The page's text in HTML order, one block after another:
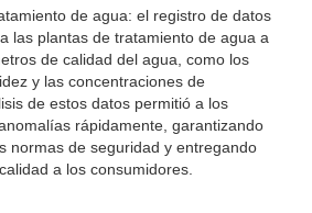
de agua: el registro de datos
las plantas de tratamiento de agua a
de calidad del agua, como los
y las concentraciones de
de estos datos permitió a los
rápidamente, garantizando
normas de seguridad y entregando
a los consumidores.